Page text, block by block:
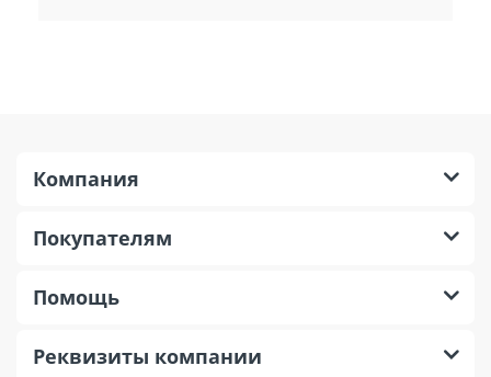
Компания
Покупателям
Помощь
Реквизиты компании